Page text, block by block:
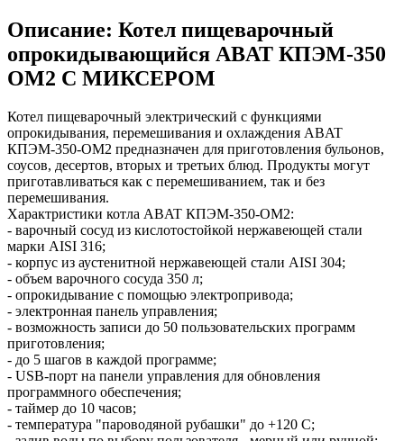
Описание: Котел пищеварочный
опрокидывающийся ABAT КПЭМ-350
ОМ2 С МИКСЕРОМ
Котел пищеварочный электрический с функциями
опрокидывания, перемешивания и охлаждения ABAT
КПЭМ-350-ОМ2 предназначен для приготовления бульонов,
соусов, десертов, вторых и третьих блюд. Продукты могут
приготавливаться как с перемешиванием, так и без
перемешивания.
Характристики котла ABAT КПЭМ-350-ОМ2:
- варочный сосуд из кислотостойкой нержавеющей стали
марки AISI 316;
- корпус из аустенитной нержавеющей стали AISI 304;
- объем варочного сосуда 350 л;
- опрокидывание с помощью электропривода;
- электронная панель управления;
- возможность записи до 50 пользовательских программ
приготовления;
- до 5 шагов в каждой программе;
- USB-порт на панели управления для обновления
программного обеспечения;
- таймер до 10 часов;
- температура "пароводяной рубашки" до +120 С;